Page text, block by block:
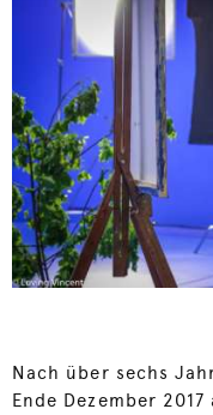
Nach über sechs
Ende Dezember